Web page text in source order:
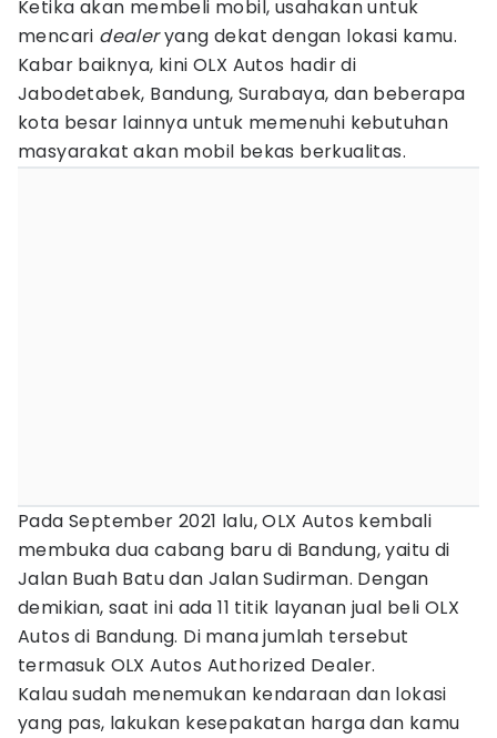
Ketika akan membeli mobil, usahakan untuk
mencari dealeryang dekat dengan lokasi kamu.
Kabar baiknya, kini OLX Autos hadir di
Jabodetabek, Bandung, Surabaya, dan beberapa
kota besar lainnya untuk memenuhi kebutuhan
masyarakat akan mobil bekas berkualitas.
Pada September 2021 lalu, OLX Autos kembali
membuka dua cabang baru di Bandung, yaitu di
Jalan Buah Batu dan Jalan Sudirman. Dengan
demikian, saat ini ada 11 titik layanan jual beli OLX
Autos di Bandung. Di mana jumlah tersebut
termasuk OLX Autos Authorized Dealer.
Kalau sudah menemukan kendaraan dan lokasi
yang pas, lakukan kesepakatan harga dan kamu